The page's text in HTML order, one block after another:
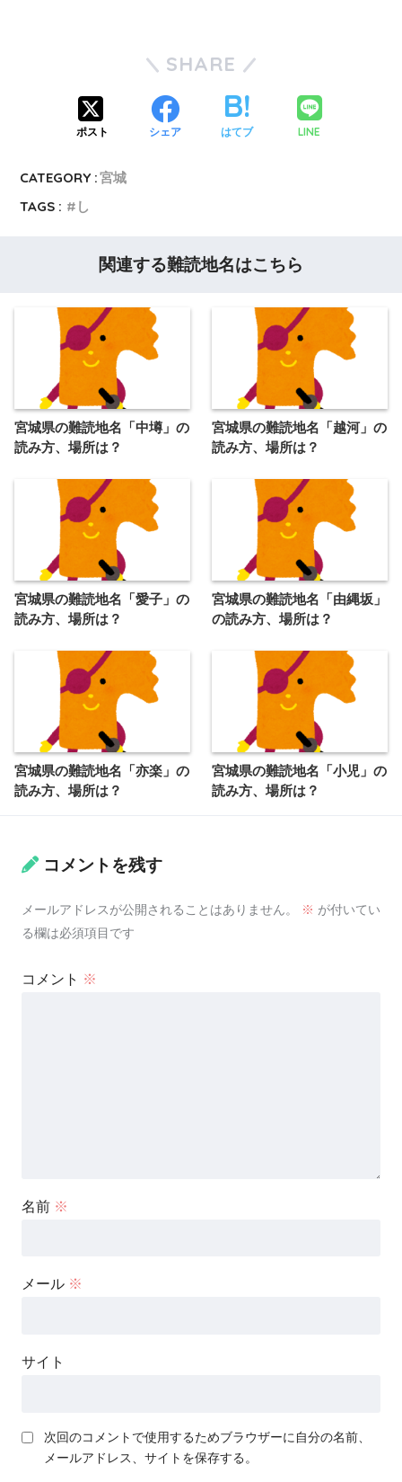
SHARE
ポスト シェア はてブ LINE
CATEGORY :宮城
TAGS :
し
関連する難読地名はこちら
宮城県の難読地名「中墫」の
読み方、場所は？
宮城県の難読地名「越河」の
読み方、場所は？
宮城県の難読地名「愛子」の
読み方、場所は？
宮城県の難読地名「由縄坂」
の読み方、場所は？
宮城県の難読地名「亦楽」の
読み方、場所は？
宮城県の難読地名「小児」の
読み方、場所は？
コメントを残す
メールアドレスが公開されることはありません。 ※ が付いてい
る欄は必須項目です
コメント ※
名前 ※
メール ※
サイト
次回のコメントで使用するためブラウザーに自分の名前、
メールアドレス、サイトを保存する。